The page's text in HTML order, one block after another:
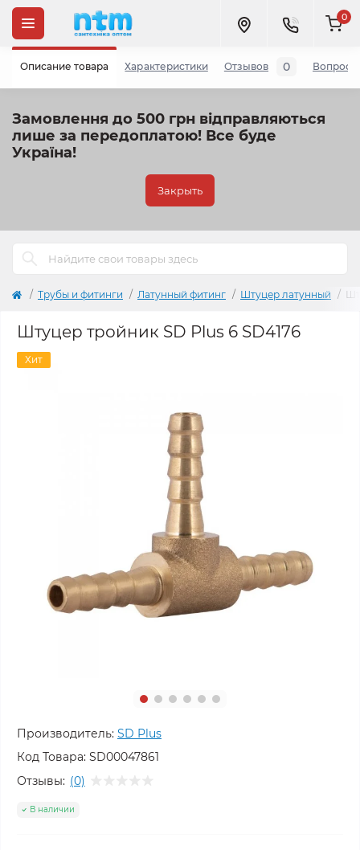
Замовлення до 500 грн відправляються
лише за передоплатою! Все буде
Україна!
Закрыть
0
Трубы и фитинги Латунный фитинг Штуцер латунный
Штуцер тройник SD Plus 6 SD4176
Хит
Производитель: SD Plus
Код Товара: SD00047861
Отзывы: (0)
В наличии
Описание товара Характеристики Отзывов 0 Вопросы